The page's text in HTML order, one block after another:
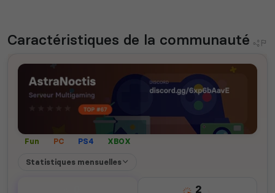
Caractéristiques de la communauté
Fun PC PS4 XBOX
Statistiques mensuelles
2